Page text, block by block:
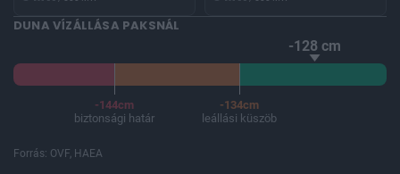
DUNA VÍZÁLLÁSA PAKSNÁL
-128 cm
-144cm
biztonsági határ
-134cm
leállási küszöb
Forrás: OVF, HAEA